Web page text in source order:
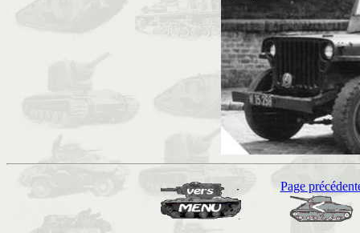
Page